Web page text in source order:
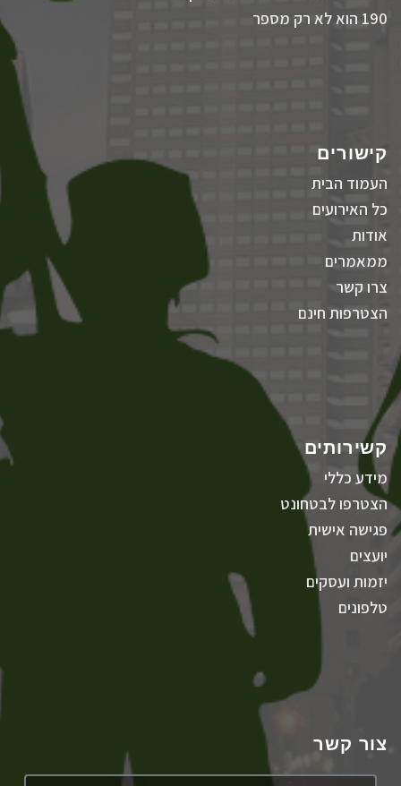
190 הוא לא רק מספר
קישורים
העמוד הבית
כל האירועים
אודות
ממאמרים
צרו קשר
הצטרפות חינם
קשירותים
מידע כללי
הצטרפו לבטחונט
פגישה אישית
יועצים
יזמות ועסקים
טלפונים
צור קשר